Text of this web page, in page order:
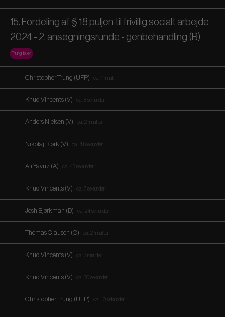
15. Fordeling af § 18 puljen til frivillig socialt arbejde
2024 - 2. ansøgningsrunde - genbehandling (B)
Trung taler
Christopher Trung (UFP) ca. 1 minut
Knud Vincents (V) ca. 8 sekunder
Anders Nielsen (V) ca. 2 minutter
Nikolaj Bjørk (V) ca. 41 sekunder
Ali Yavuz (A) ca. 42 sekunder
Knud Vincents (V) ca. 7 sekunder
Josh Bjørkman (D) ca. 24 sekunder
Thomas Clausen (Ø) ca. 2 minutter
Knud Vincents (V) ca. 7 minutter
Knud Vincents (V) ca. 30 sekunder
Christopher Trung (UFP) ca. 10 sekunder